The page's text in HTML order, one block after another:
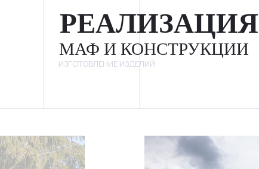
ИЗГОТОВЛЕНИЕ ИЗДЕЛИЙ
МАФ И КОНСТРУКЦИИ
РЕАЛИЗАЦИЯ